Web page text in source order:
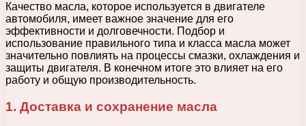
Качество масла, которое используется в двигателе
автомобиля, имеет важное значение для его
эффективности и долговечности. Подбор и
использование правильного типа и класса масла может
значительно повлиять на процессы смазки, охлаждения и
защиты двигателя. В конечном итоге это влияет на его
работу и общую производительность.
1. Доставка и сохранение масла